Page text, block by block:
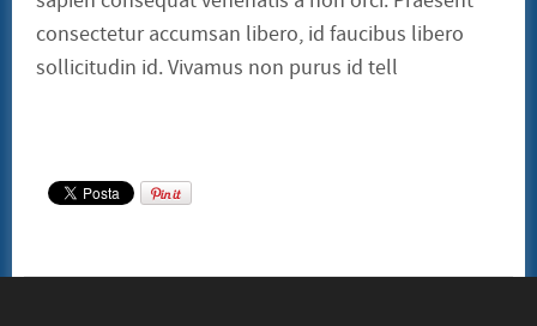
consectetur accumsan libero, id faucibus libero
sollicitudin id. Vivamus non purus id tell